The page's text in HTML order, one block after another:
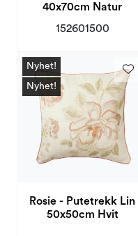
40x70cm Natur
152601500
Nyhet!
Nyhet!
Rosie - Putetrekk Lin
50x50cm Hvit